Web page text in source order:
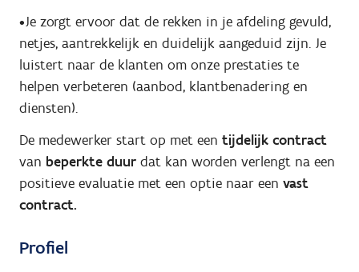
•Je zorgt ervoor dat de rekken in je afdeling gevuld,
netjes, aantrekkelijk en duidelijk aangeduid zijn. Je
luistert naar de klanten om onze prestaties te
helpen verbeteren (aanbod, klantbenadering en
diensten).
De medewerker start op met een tijdelijk contract
van beperkte duur dat kan worden verlengt na een
positieve evaluatie met een optie naar een vast
contract.
Profiel